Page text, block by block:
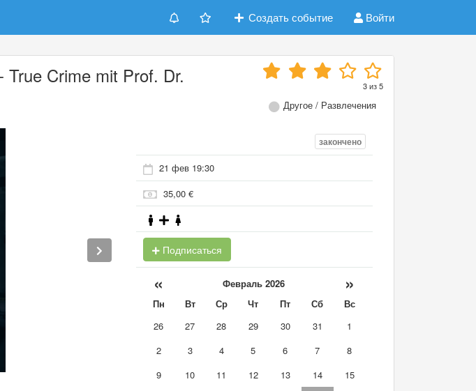
Создать событие Войти
True Crime mit Prof. Dr. 3из5
Другое / Развлечения
закончено
21 фев 19:30
35,00 €
Подписаться
« Февраль 2026 »
Пн Вт Ср Чт Пт Сб
Вс
26
27 28 29 30 31
1
2
3 4 5 6 7
8
9
10 11 12 13 14
15